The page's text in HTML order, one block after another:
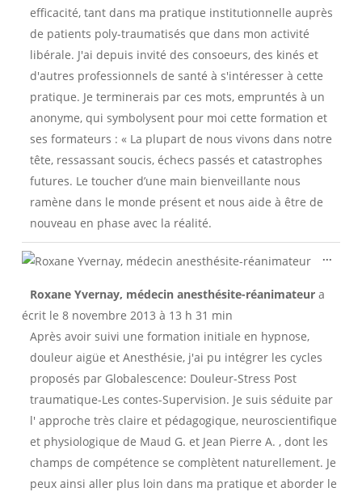
efficacité, tant dans ma pratique institutionnelle auprès
de patients poly-traumatisés que dans mon activité
libérale. J'ai depuis invité des consoeurs, des kinés et
d'autres professionnels de santé à s'intéresser à cette
pratique. Je terminerais par ces mots, empruntés à un
anonyme, qui symbolysent pour moi cette formation et
ses formateurs : « La plupart de nous vivons dans notre
tête, ressassant soucis, échecs passés et catastrophes
futures. Le toucher d’une main bienveillante nous
ramène dans le monde présent et nous aide à être de
nouveau en phase avec la réalité.
Roxane Yvernay, médecin anesthésite-réanimateur a
écrit le 8 novembre 2013 à 13 h 31 min
Après avoir suivi une formation initiale en hypnose,
douleur aigüe et Anesthésie, j'ai pu intégrer les cycles
proposés par Globalescence: Douleur-Stress Post
traumatique-Les contes-Supervision. Je suis séduite par
l' approche très claire et pédagogique, neuroscientifique
et physiologique de Maud G. et Jean Pierre A. , dont les
champs de compétence se complètent naturellement. Je
peux ainsi aller plus loin dans ma pratique et aborder le
...